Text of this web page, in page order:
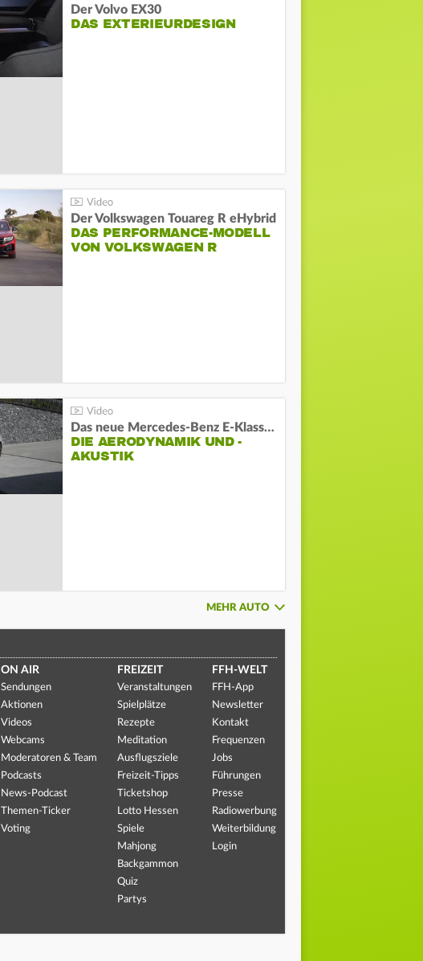
Der Volvo EX30
DAS EXTERIEURDESIGN
Der Volkswagen Touareg R eHybrid
DAS PERFORMANCE-MODELL
VON VOLKSWAGEN R
Das neue Mercedes-Benz E-Klasse T-Modell
DIE AERODYNAMIK UND -
AKUSTIK
MEHR AUTO
ON AIR
Sendungen
Aktionen
Videos
Webcams
Moderatoren & Team
Podcasts
News-Podcast
Themen-Ticker
Voting
FREIZEIT
Veranstaltungen
Spielplätze
Rezepte
Meditation
Ausflugsziele
Freizeit-Tipps
Ticketshop
Lotto Hessen
Spiele
Mahjong
Backgammon
Quiz
Partys
FFH-WELT
FFH-App
Newsletter
Kontakt
Frequenzen
Jobs
Führungen
Presse
Radiowerbung
Weiterbildung
Login